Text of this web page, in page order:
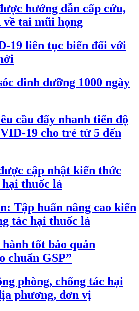
hướng dẫn cấp cứu,
về tai mũi họng
19 liên tục biến đổi với
dinh dưỡng 1000 ngày
cầu đẩy nhanh tiến độ
19 cho trẻ từ 5 đến
cập nhật kiến thức
hại thuốc lá
Tập huấn nâng cao kiến
tác hại thuốc lá
tốt bảo quản
chuẩn GSP”
phòng, chống tác hại
phương, đơn vị